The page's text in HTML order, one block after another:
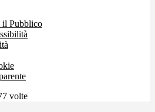
Pubblico
volte